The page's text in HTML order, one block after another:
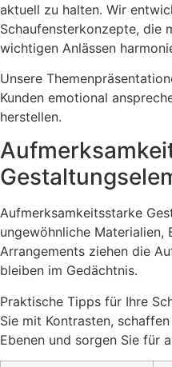
aktuell zu halten. Wir
Schaufensterkonzepte, die
wichtigen Anlässen
Unsere
Kunden emotional
herstellen.
Aufmerksamkeitsstarke
ungewöhnliche Materialien,
Arrangements ziehen die
bleiben im Gedächtnis.
Praktische Tipps für Ihre
Sie mit Kontrasten,
Ebenen und sorgen Sie für